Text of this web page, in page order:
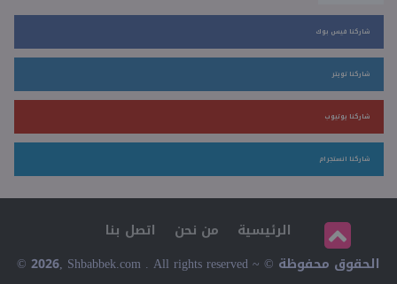
شاركنا فيس بوك
شاركنا تويتر
شاركنا يوتيوب
شاركنا انستجرام
الرئيسية من نحن
اتصل بنا
© 2026, Shbabbek.com . All rights reserved ~ © الحقوق محفوظة